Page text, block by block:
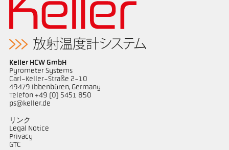
Keller HCW GmbH
Pyrometer Systems
Carl-Keller-Straße 2-10
49479 Ibbenbüren, Germany
Telefon +49 (0) 5451 850
ps@keller.de
リンク
Legal Notice
Privacy
GTC